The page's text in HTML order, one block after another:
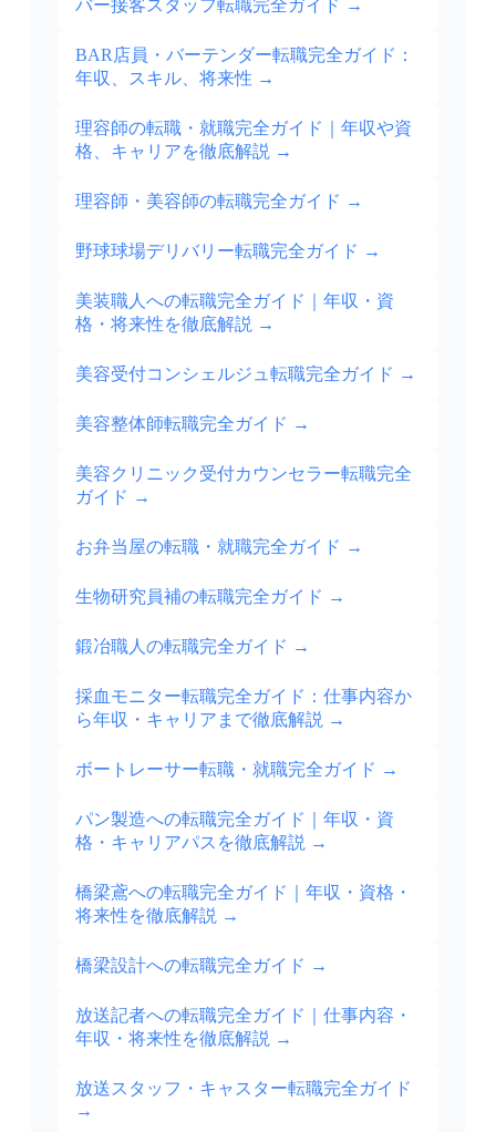
バー接客スタッフ転職完全ガイド →
BAR店員・バーテンダー転職完全ガイド：
年収、スキル、将来性 →
理容師の転職・就職完全ガイド｜年収や資
格、キャリアを徹底解説 →
理容師・美容師の転職完全ガイド →
野球球場デリバリー転職完全ガイド →
美装職人への転職完全ガイド｜年収・資
格・将来性を徹底解説 →
美容受付コンシェルジュ転職完全ガイド →
美容整体師転職完全ガイド →
美容クリニック受付カウンセラー転職完全
ガイド →
お弁当屋の転職・就職完全ガイド →
生物研究員補の転職完全ガイド →
鍛冶職人の転職完全ガイド →
採血モニター転職完全ガイド：仕事内容か
ら年収・キャリアまで徹底解説 →
ボートレーサー転職・就職完全ガイド →
パン製造への転職完全ガイド｜年収・資
格・キャリアパスを徹底解説 →
橋梁鳶への転職完全ガイド｜年収・資格・
将来性を徹底解説 →
橋梁設計への転職完全ガイド →
放送記者への転職完全ガイド｜仕事内容・
年収・将来性を徹底解説 →
放送スタッフ・キャスター転職完全ガイド
→